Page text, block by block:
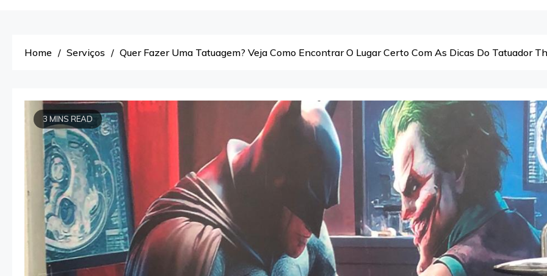
Home Serviços Quer Fazer Uma Tatuagem? Veja Como Encontrar O Lugar Certo Com As Dicas Do Tatuador
3 MINS READ